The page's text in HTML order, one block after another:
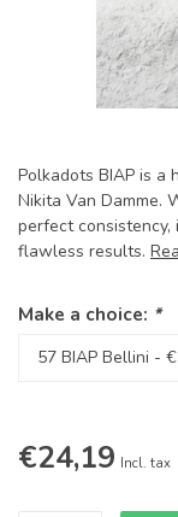
Polkadots BIAP is a
Nikita Van Damme.
perfect consistency,
flawless results.
Make a choice: *
€24,19 Incl. tax